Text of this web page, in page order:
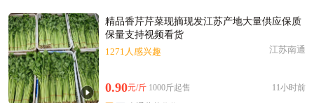
精品香芹芹菜现摘现发江苏产地大量供应保质
保量支持视频看货
1271人感兴趣
江苏南通
0.90元/斤 1000斤起售
11小时前